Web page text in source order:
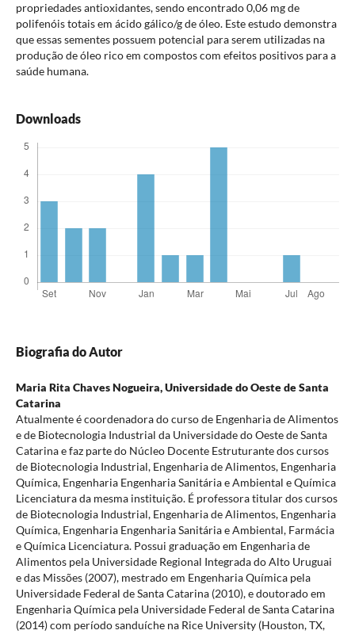
propriedades antioxidantes, sendo encontrado 0,06 mg de
polifenóis totais em ácido gálico/g de óleo. Este estudo demonstra
que essas sementes possuem potencial para serem utilizadas na
produção de óleo rico em compostos com efeitos positivos para a
saúde humana.
Downloads
Biografia do Autor
Maria Rita Chaves Nogueira,Universidade do Oeste de Santa
Catarina
Atualmente é coordenadora do curso de Engenharia de Alimentos
e de Biotecnologia Industrial da Universidade do Oeste de Santa
Catarina e faz parte do Núcleo Docente Estruturante dos cursos
de Biotecnologia Industrial, Engenharia de Alimentos, Engenharia
Química, Engenharia Engenharia Sanitária e Ambiental e Química
Licenciatura da mesma instituição. É professora titular dos cursos
de Biotecnologia Industrial, Engenharia de Alimentos, Engenharia
Química, Engenharia Engenharia Sanitária e Ambiental, Farmácia
e Química Licenciatura. Possui graduação em Engenharia de
Alimentos pela Universidade Regional Integrada do Alto Uruguai
e das Missões (2007), mestrado em Engenharia Química pela
Universidade Federal de Santa Catarina (2010), e doutorado em
Engenharia Química pela Universidade Federal de Santa Catarina
(2014) com período sanduíche na Rice University (Houston, TX,